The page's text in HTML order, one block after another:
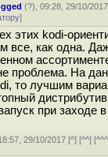
(?), 09:28, 29/10/
]
этих kodi-
все, как одна.
проблема. На
то лучшим
дистрибутив
при заходе
29/10/2017 [^] [^^] [^^^